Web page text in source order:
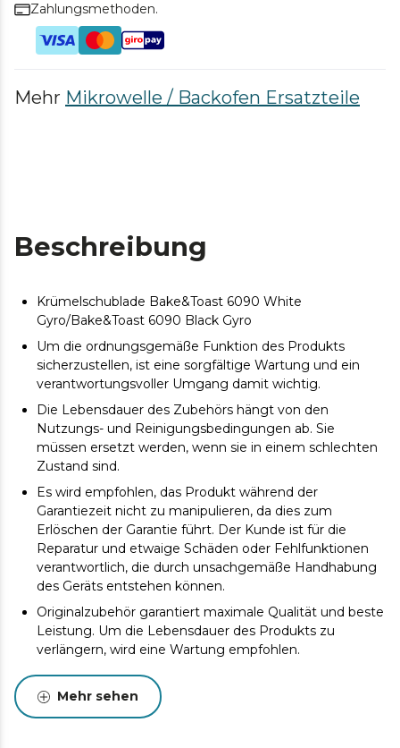
Zahlungsmethoden.
Mehr Mikrowelle / Backofen Ersatzteile
Beschreibung
Krümelschublade Bake&Toast 6090 White
Gyro/Bake&Toast 6090 Black Gyro
Um die ordnungsgemäße Funktion des Produkts
sicherzustellen, ist eine sorgfältige Wartung und ein
verantwortungsvoller Umgang damit wichtig.
Die Lebensdauer des Zubehörs hängt von den
Nutzungs- und Reinigungsbedingungen ab. Sie
müssen ersetzt werden, wenn sie in einem schlechten
Zustand sind.
Es wird empfohlen, das Produkt während der
Garantiezeit nicht zu manipulieren, da dies zum
Erlöschen der Garantie führt. Der Kunde ist für die
Reparatur und etwaige Schäden oder Fehlfunktionen
verantwortlich, die durch unsachgemäße Handhabung
des Geräts entstehen können.
Originalzubehör garantiert maximale Qualität und beste
Leistung. Um die Lebensdauer des Produkts zu
verlängern, wird eine Wartung empfohlen.
Mehr sehen